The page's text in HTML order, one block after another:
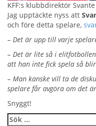
KFF:s klubbdirektör
Jag upptäckte nyss att
och före detta spelare,
– Det är upp till varje
– Det är lite så i
att han inte fick spela så
– Man kanske vill ta de
spelare får avgöra om det
Snyggt!
Sök